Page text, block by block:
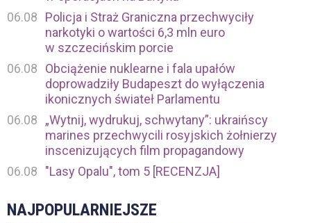
06.08
Policja i Straż Graniczna przechwyciły
narkotyki o wartości 6,3 mln euro
w szczecińskim porcie
06.08
Obciążenie nuklearne i fala upałów
doprowadziły Budapeszt do wyłączenia
ikonicznych świateł Parlamentu
06.08
„Wytnij, wydrukuj, schwytany”: ukraińscy
marines przechwycili rosyjskich żołnierzy
inscenizujących film propagandowy
06.08
"Lasy Opalu", tom 5 [RECENZJA]
NAJPOPULARNIEJSZE